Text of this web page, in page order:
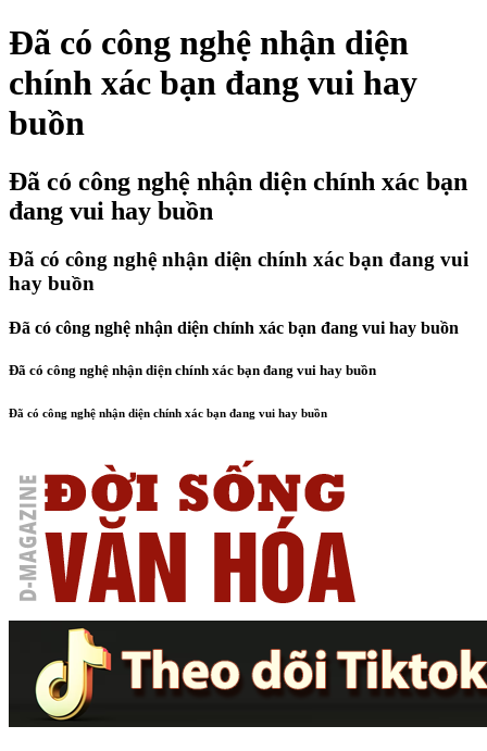
Đã có công nghệ nhận diện
chính xác bạn đang vui hay
buồn
Đã có công nghệ nhận diện chính xác bạn
đang vui hay buồn
Đã có công nghệ nhận diện chính xác bạn đang vui
hay buồn
Đã có công nghệ nhận diện chính xác bạn đang vui hay buồn
Đã có công nghệ nhận diện chính xác bạn đang vui hay buồn
Đã có công nghệ nhận diện chính xác bạn đang vui hay buồn